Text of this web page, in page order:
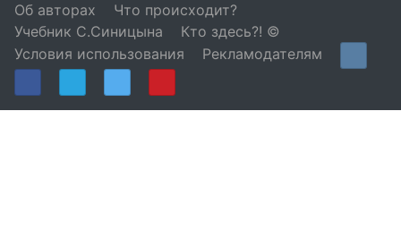
Об авторах
Что происходит?
Учебник С.Синицына
Кто здесь?! ©
Условия использования
Рекламодателям